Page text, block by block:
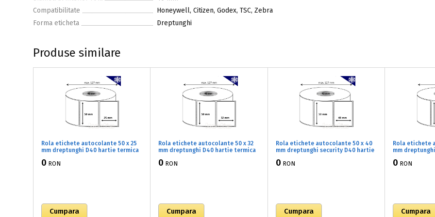
Compatibilitate
Honeywell, Citizen, Godex, TSC, Zebra
Forma eticheta
Dreptunghi
Produse similare
Rola etichete autocolante 50 x 25
mm dreptunghi D40 hartie termica
1500 buc/rola (B1x050025)
0 RON
Rola etichete autocolante 50 x 32
mm dreptunghi D40 hartie termica
1500 buc/rola (B1x050032)
0 RON
Rola etichete autocolante 50 x 40
mm dreptunghi security D40 hartie
mat, 1500 buc/rola (B1x050040)
0 RON
Rola etichete
mm
2000 buc/rola
0 RON